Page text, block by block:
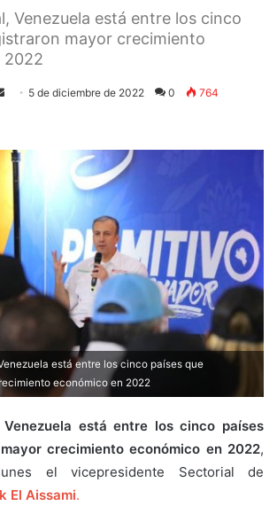
Venezuela está entre los cinco
mayor crecimiento
2022
Send 5 de diciembre de 2022 0 764
está entre los cinco países que
económico en 2022
Venezuela está entre los cinco países
crecimiento económico en 2022,
el vicepresidente Sectorial de
El Aissami.